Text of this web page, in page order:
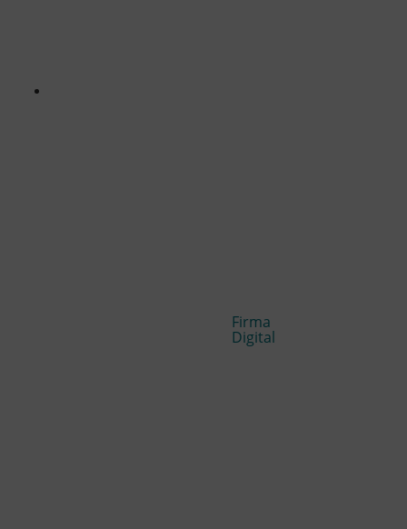
Firma
Digital